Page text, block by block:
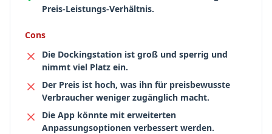
Preis-Leistungs-Verhältnis.
Cons
Die Dockingstation ist groß und sperrig und
nimmt viel Platz ein.
Der Preis ist hoch, was ihn für preisbewusste
Verbraucher weniger zugänglich macht.
Die App könnte mit erweiterten
Anpassungsoptionen verbessert werden.